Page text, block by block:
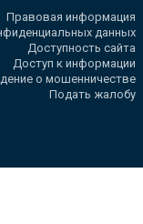
Правовая информация
данных
Доступность сайта
Доступ к информации
о мошенничестве
Подать жалобу